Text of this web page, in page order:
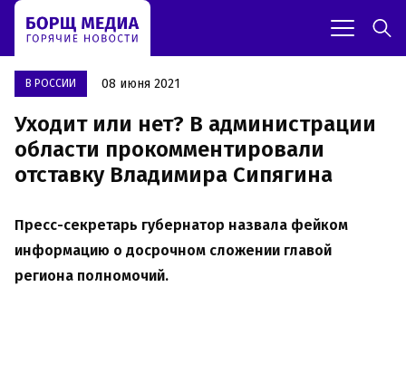
В РОССИИ 08 июня 2021
Уходит или нет? В администрации
области прокомментировали
отставку Владимира Сипягина
Пресс-секретарь губернатор назвала фейком
информацию о досрочном сложении главой
региона полномочий.